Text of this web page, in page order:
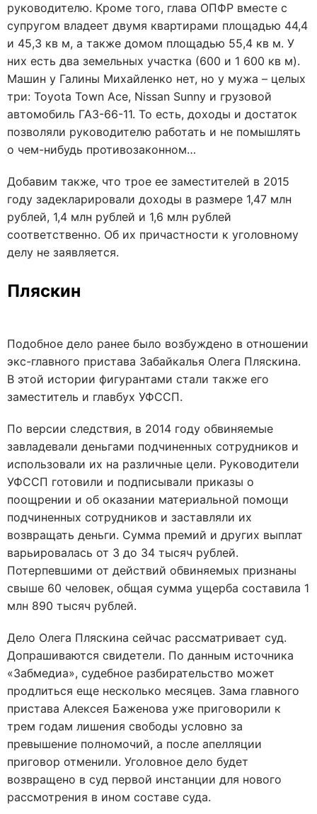
руководителю. Кроме того, глава ОПФР вместе с
супругом владеет двумя квартирами площадью 44,4
и 45,3 кв м, а также домом площадью 55,4 кв м. У
них есть два земельных участка (600 и 1 600 кв м).
Машин у Галины Михайленко нет, но у мужа – целых
три: Toyota Town Ace, Nissan Sunny и грузовой
автомобиль ГАЗ-66-11. То есть, доходы и достаток
позволяли руководителю работать и не помышлять
о чем-нибудь противозаконном…
Добавим также, что трое ее заместителей в 2015
году задекларировали доходы в размере 1,47 млн
рублей, 1,4 млн рублей и 1,6 млн рублей
соответственно. Об их причастности к уголовному
делу не заявляется.
Пляскин
Подобное дело ранее было возбуждено в отношении
экс-главного пристава Забайкалья Олега Пляскина.
В этой истории фигурантами стали также его
заместитель и главбух УФССП.
По версии следствия, в 2014 году обвиняемые
завладевали деньгами подчиненных сотрудников и
использовали их на различные цели. Руководители
УФССП готовили и подписывали приказы о
поощрении и об оказании материальной помощи
подчиненных сотрудников и заставляли их
возвращать деньги. Сумма премий и других выплат
варьировалась от 3 до 34 тысяч рублей.
Потерпевшими от действий обвиняемых признаны
свыше 60 человек, общая сумма ущерба составила 1
млн 890 тысяч рублей.
Дело Олега Пляскина сейчас рассматривает суд.
Допрашиваются свидетели. По данным источника
«Забмедиа», судебное разбирательство может
продлиться еще несколько месяцев. Зама главного
пристава Алексея Баженова уже приговорили к
трем годам лишения свободы условно за
превышение полномочий, а после апелляции
приговор отменили. Уголовное дело будет
возвращено в суд первой инстанции для нового
рассмотрения в ином составе суда.